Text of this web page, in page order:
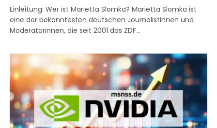
Einleitung: Wer ist Marietta Slomka? Marietta Slomka ist
eine der bekanntesten deutschen Journalistinnen und
Moderatorinnen, die seit 2001 das ZDF…